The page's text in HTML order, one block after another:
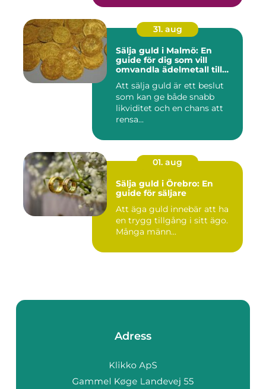
31. aug
Sälja guld i Malmö: En
guide för dig som vill
omvandla ädelmetall till
Att sälja guld är ett beslut
som kan ge både snabb
likviditet och en chans att
rensa...
01. aug
Sälja guld i Örebro: En
guide för säljare
Att äga guld innebär att ha
en trygg tillgång i sitt ägo.
Många männ...
Adress